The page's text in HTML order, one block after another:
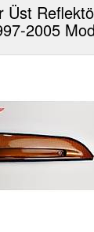
Üst
2005